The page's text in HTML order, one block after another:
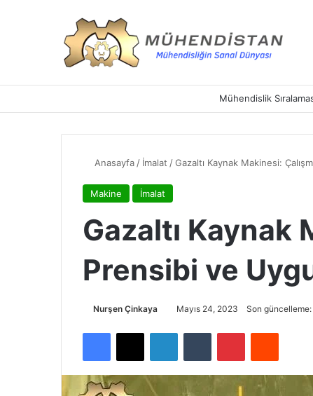
Mühendislik
Anasayfa / İmalat /Gazaltı Kaynak Makinesi:
Makine İmalat
Gazaltı Kaynak
Prensibi ve
Nurşen Çinkaya Mayıs 24, 2023 Son
Facebook
X LinkedInTumblr PinterestReddit